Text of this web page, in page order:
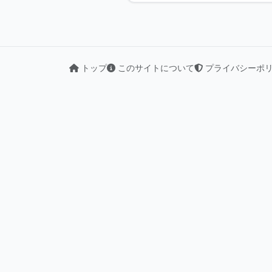
トップ このサイトについて プライバシーポ